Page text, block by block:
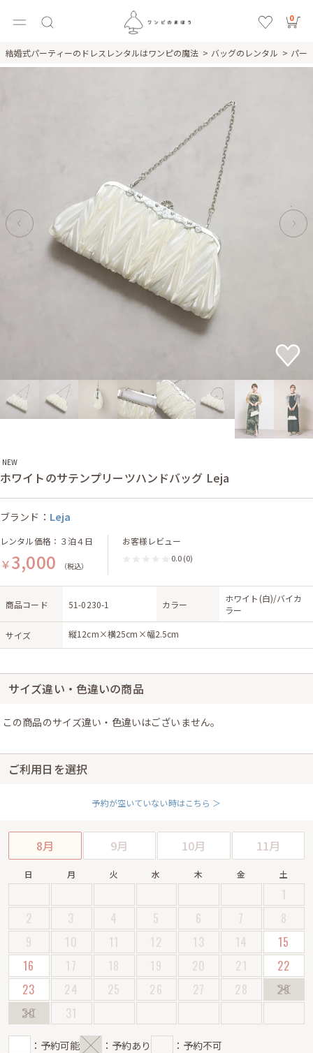
0
結婚式パーティーのドレスレンタルはワンピの魔法 バッグのレンタル パー
NEW
ホワイトのサテンプリーツハンドバッグ Leja
ブランド： Leja
レンタル価格：３泊４日
￥3,000 （税込）
お客様レビュー
0.0 (0)
商品コード 51-0230-1 カラー
ホワイト(白)/バイカ
ラー
サイズ 縦12cm×横25cm×幅2.5cm
サイズ違い・色違いの商品
この商品のサイズ違い・色違いはございません。
ご利用日を選択
予約が空いていない時はこちら ＞
8月 9月 10月 11月
日 月 火 水 木 金 土
1
2
3 4 5 6 7
8
9
10 11 12 13 14
15
16
17 18 19 20 21
22
23
24 25 26 27 28
29
30
31
：予約可能 ：予約あり ：予約不可